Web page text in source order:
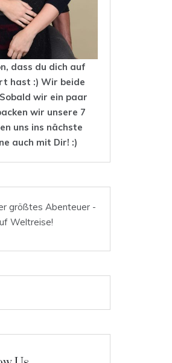
dass du dich auf
hast :) Wir beide
wir ein paar
wir unsere 7
uns ins nächste
auch mit Dir! :)
größtes Abenteuer -
Weltreise!